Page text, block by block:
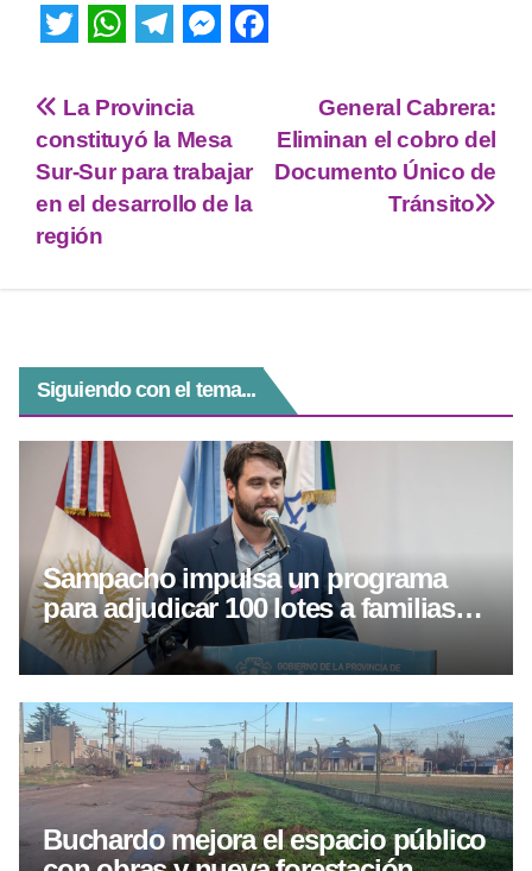
w
i
t
t
e
h
a
t
s
A
e
l
e
g
e
s
s
e
r
c
e
b
General Cabrera:
Eliminan el cobro del
Documento Único de
Tránsito
La Provincia
constituyó la Mesa
Sur-Sur para trabajar
en el desarrollo de la
región
Siguiendo con el tema...
Sampacho impulsa un programa
para adjudicar 100 lotes a familias
de la localidad
Buchardo mejora el espacio público